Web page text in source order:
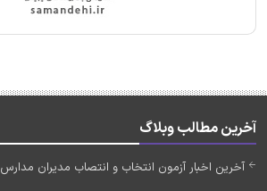
آخرین مطالب وبلاگ
آخرین اخبار آزمون انتخاب و انتصاب مدیران مدارس 1405 (کارت آزمون)